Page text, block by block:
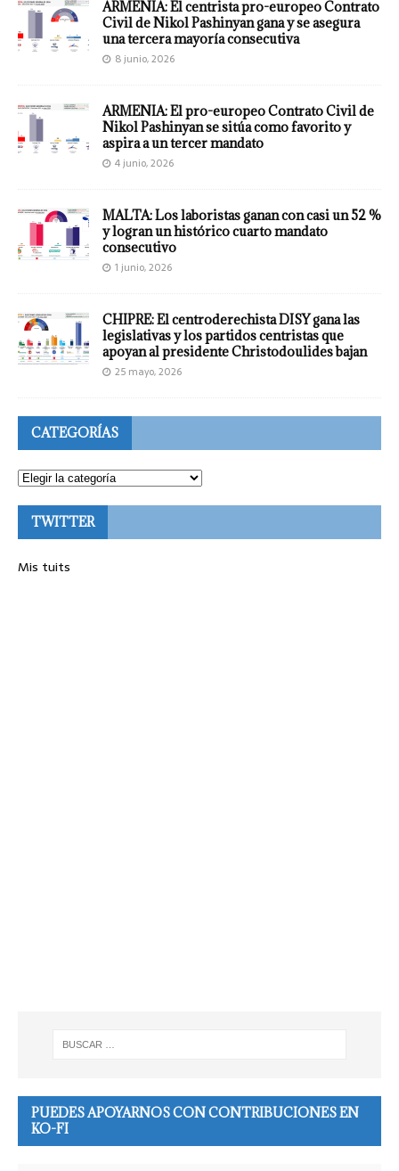
ARMENIA: El centrista pro-europeo Contrato
Civil de Nikol Pashinyan gana y se asegura
una tercera mayoría consecutiva
8 junio, 2026
ARMENIA: El pro-europeo Contrato Civil de
Nikol Pashinyan se sitúa como favorito y
aspira a un tercer mandato
4 junio, 2026
MALTA: Los laboristas ganan con casi un 52 %
y logran un histórico cuarto mandato
consecutivo
1 junio, 2026
CHIPRE: El centroderechista DISY gana las
legislativas y los partidos centristas que
apoyan al presidente Christodoulides bajan
25 mayo, 2026
CATEGORÍAS
TWITTER
Mis tuits
PUEDES APOYARNOS CON CONTRIBUCIONES EN
KO-FI